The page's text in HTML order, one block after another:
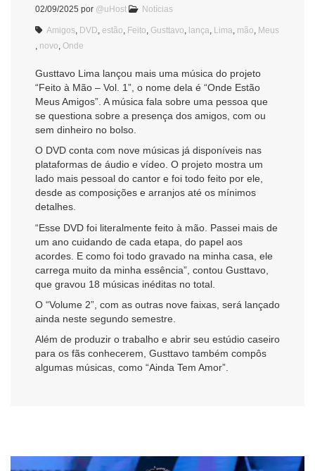
02/09/2025 por @uHost Notícias
Amigos DVD estão Feito Gusttavo lança Lima mão Meus
novo Onde
Gusttavo Lima lançou mais uma música do projeto
“Feito à Mão – Vol. 1”, o nome dela é “Onde Estão
Meus Amigos”. A música fala sobre uma pessoa que
se questiona sobre a presença dos amigos, com ou
sem dinheiro no bolso.
O DVD conta com nove músicas já disponíveis nas
plataformas de áudio e vídeo. O projeto mostra um
lado mais pessoal do cantor e foi todo feito por ele,
desde as composições e arranjos até os mínimos
detalhes.
“Esse DVD foi literalmente feito à mão. Passei mais de
um ano cuidando de cada etapa, do papel aos
acordes. E como foi todo gravado na minha casa, ele
carrega muito da minha essência”, contou Gusttavo,
que gravou 18 músicas inéditas no total.
O “Volume 2”, com as outras nove faixas, será lançado
ainda neste segundo semestre.
Além de produzir o trabalho e abrir seu estúdio caseiro
para os fãs conhecerem, Gusttavo também compôs
algumas músicas, como “Ainda Tem Amor”.